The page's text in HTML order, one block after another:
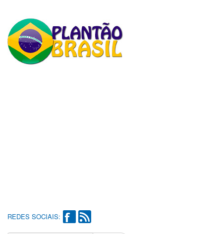
REDES SOCIAIS: